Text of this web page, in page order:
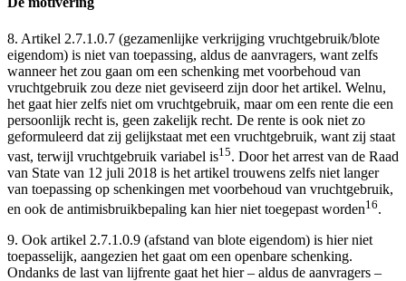
8. Artikel 2.7.1.0.7 (gezamenlijke verkrijging vruchtgebruik/blote
eigendom) is niet van toepassing, aldus de aanvragers, want zelfs
wanneer het zou gaan om een schenking met voorbehoud van
vruchtgebruik zou deze niet geviseerd zijn door het artikel. Welnu,
het gaat hier zelfs niet om vruchtgebruik, maar om een rente die een
persoonlijk recht is, geen zakelijk recht. De rente is ook niet zo
geformuleerd dat zij gelijkstaat met een vruchtgebruik, want zij staat
vast, terwijl vruchtgebruik variabel is15. Door het arrest van de Raad
van State van 12 juli 2018 is het artikel trouwens zelfs niet langer
van toepassing op schenkingen met voorbehoud van vruchtgebruik,
en ook de antimisbruikbepaling kan hier niet toegepast worden16.
9. Ook artikel 2.7.1.0.9 (afstand van blote eigendom) is hier niet
toepasselijk, aangezien het gaat om een openbare schenking.
Ondanks de last van lijfrente gaat het hier – aldus de aanvragers –